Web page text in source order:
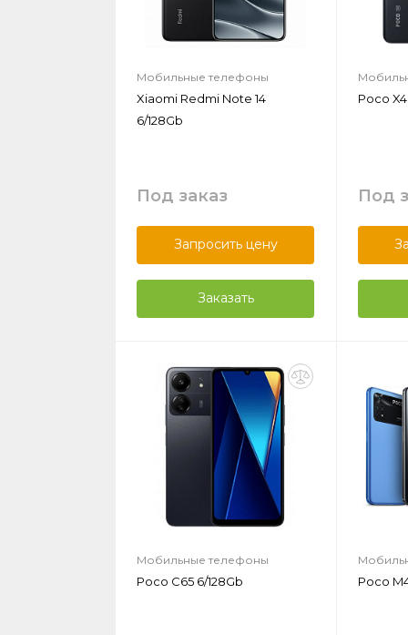
Мобильные телефоны
Xiaomi Redmi Note 14
6/128Gb
Под заказ
Запросить цену
Заказать
Poco X4
Под
Мобильные телефоны
Poco C65 6/128Gb Poco